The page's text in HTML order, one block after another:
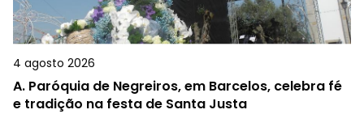
4 agosto 2026
A. Paróquia de Negreiros, em Barcelos, celebra fé
e tradição na festa de Santa Justa